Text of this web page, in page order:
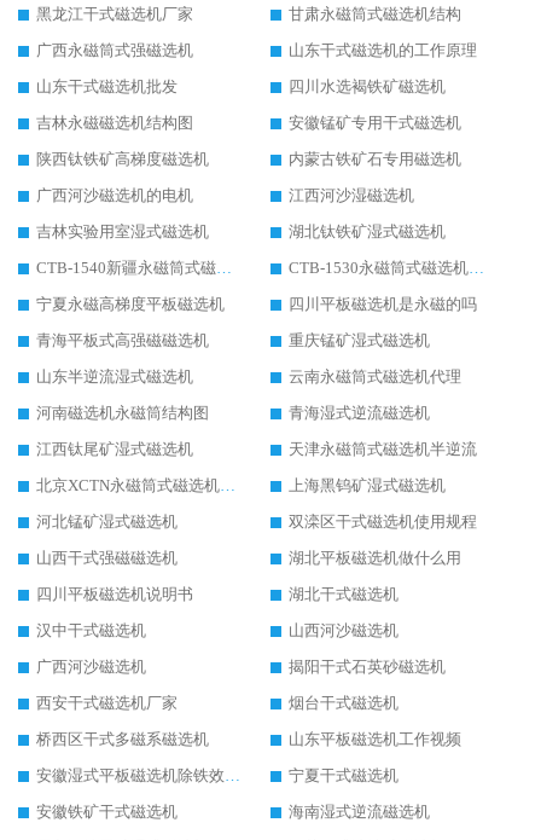
黑龙江干式磁选机厂家
甘肃永磁筒式磁选机结构
广西永磁筒式强磁选机
山东干式磁选机的工作原理
山东干式磁选机批发
四川水选褐铁矿磁选机
吉林永磁磁选机结构图
安徽锰矿专用干式磁选机
陕西钛铁矿高梯度磁选机
内蒙古铁矿石专用磁选机
广西河沙磁选机的电机
江西河沙湿磁选机
吉林实验用室湿式磁选机
湖北钛铁矿湿式磁选机
CTB-1540新疆永磁筒式磁选机
CTB-1530永磁筒式磁选机代理商
宁夏永磁高梯度平板磁选机
四川平板磁选机是永磁的吗
青海平板式高强磁磁选机
重庆锰矿湿式磁选机
山东半逆流湿式磁选机
云南永磁筒式磁选机代理
河南磁选机永磁筒结构图
青海湿式逆流磁选机
江西钛尾矿湿式磁选机
天津永磁筒式磁选机半逆流
北京XCTN永磁筒式磁选机磁块位置
上海黑钨矿湿式磁选机
河北锰矿湿式磁选机
双滦区干式磁选机使用规程
山西干式强磁磁选机
湖北平板磁选机做什么用
四川平板磁选机说明书
湖北干式磁选机
汉中干式磁选机
山西河沙磁选机
广西河沙磁选机
揭阳干式石英砂磁选机
西安干式磁选机厂家
烟台干式磁选机
桥西区干式多磁系磁选机
山东平板磁选机工作视频
安徽湿式平板磁选机除铁效果怎么样
宁夏干式磁选机
安徽铁矿干式磁选机
海南湿式逆流磁选机